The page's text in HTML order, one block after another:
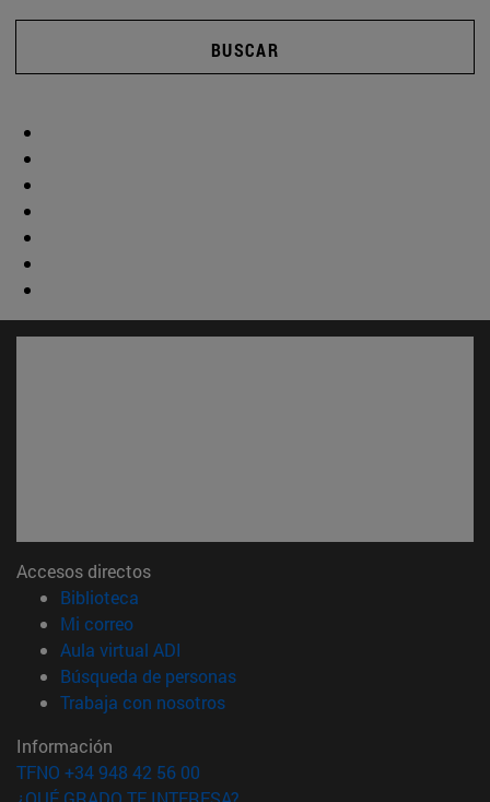
BUSCAR
Accesos directos
Biblioteca
Mi correo(abre en nueva ventana)
Aula virtual ADI
Búsqueda de personas(abre en nueva ventana)
Trabaja con nosotros(abre en nueva ventana)
Información
TFNO +34 948 42 56 00